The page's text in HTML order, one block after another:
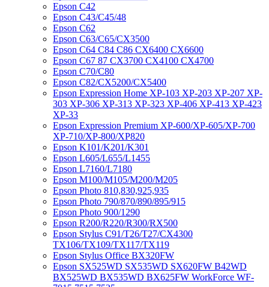
Epson C42
Epson C43/C45/48
Epson C62
Epson C63/C65/CX3500
Epson C64 C84 C86 CX6400 CX6600
Epson C67 87 CX3700 CX4100 CX4700
Epson C70/C80
Epson C82/CX5200/CX5400
Epson Expression Home XP-103 XP-203 XP-207 XP-
303 XP-306 XP-313 XP-323 XP-406 XP-413 XP-423
XP-33
Epson Expression Premium XP-600/XP-605/XP-700
XP-710/XP-800/XP820
Epson K101/K201/K301
Epson L605/L655/L1455
Epson L7160/L7180
Epson M100/M105/M200/M205
Epson Photo 810,830,925,935
Epson Photo 790/870/890/895/915
Epson Photo 900/1290
Epson R200/R220/R300/RX500
Epson Stylus C91/T26/T27/CX4300
TX106/TX109/TX117/TX119
Epson Stylus Office BX320FW
Epson SX525WD SX535WD SX620FW B42WD
BX525WD BX535WD BX625FW WorkForce WF-